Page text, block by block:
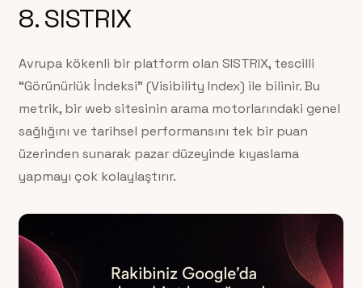
8. SISTRIX
Avrupa kökenli bir platform olan SISTRIX, tescilli
“Görünürlük İndeksi” (Visibility Index) ile bilinir. Bu
metrik, bir web sitesinin arama motorlarındaki genel
sağlığını ve tarihsel performansını tek bir puan
üzerinden sunarak pazar düzeyinde kıyaslama
yapmayı çok kolaylaştırır.